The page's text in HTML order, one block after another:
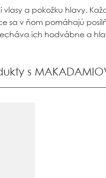
a pokožku hlavy.
sa v ňom pomáhajú
ich hodvábne a
s